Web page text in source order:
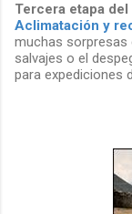
Tercera etapa
Aclimatación y
muchas sorpresas
salvajes o el
para expediciones